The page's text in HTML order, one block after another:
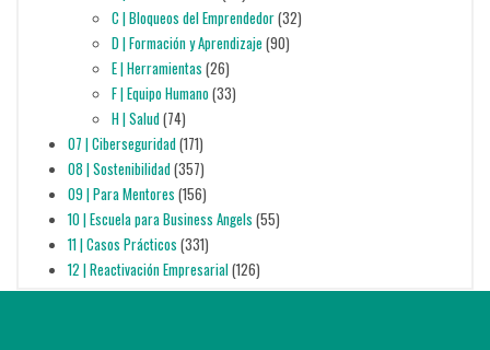
C | Bloqueos del Emprendedor(32)
D | Formación y Aprendizaje (90)
E | Herramientas (26)
F | Equipo Humano(33)
H | Salud(74)
07 | Ciberseguridad(171)
08 | Sostenibilidad(357)
09 | Para Mentores (156)
10 | Escuela para Business Angels (55)
11 | Casos Prácticos (331)
12 | Reactivación Empresarial(126)